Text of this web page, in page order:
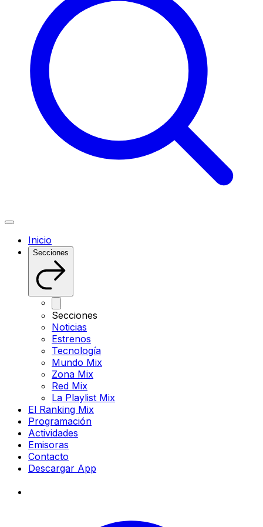
Inicio
Secciones
Secciones
Noticias
Estrenos
Tecnología
Mundo Mix
Zona Mix
Red Mix
La Playlist Mix
El Ranking Mix
Programación
Actividades
Emisoras
Contacto
Descargar App